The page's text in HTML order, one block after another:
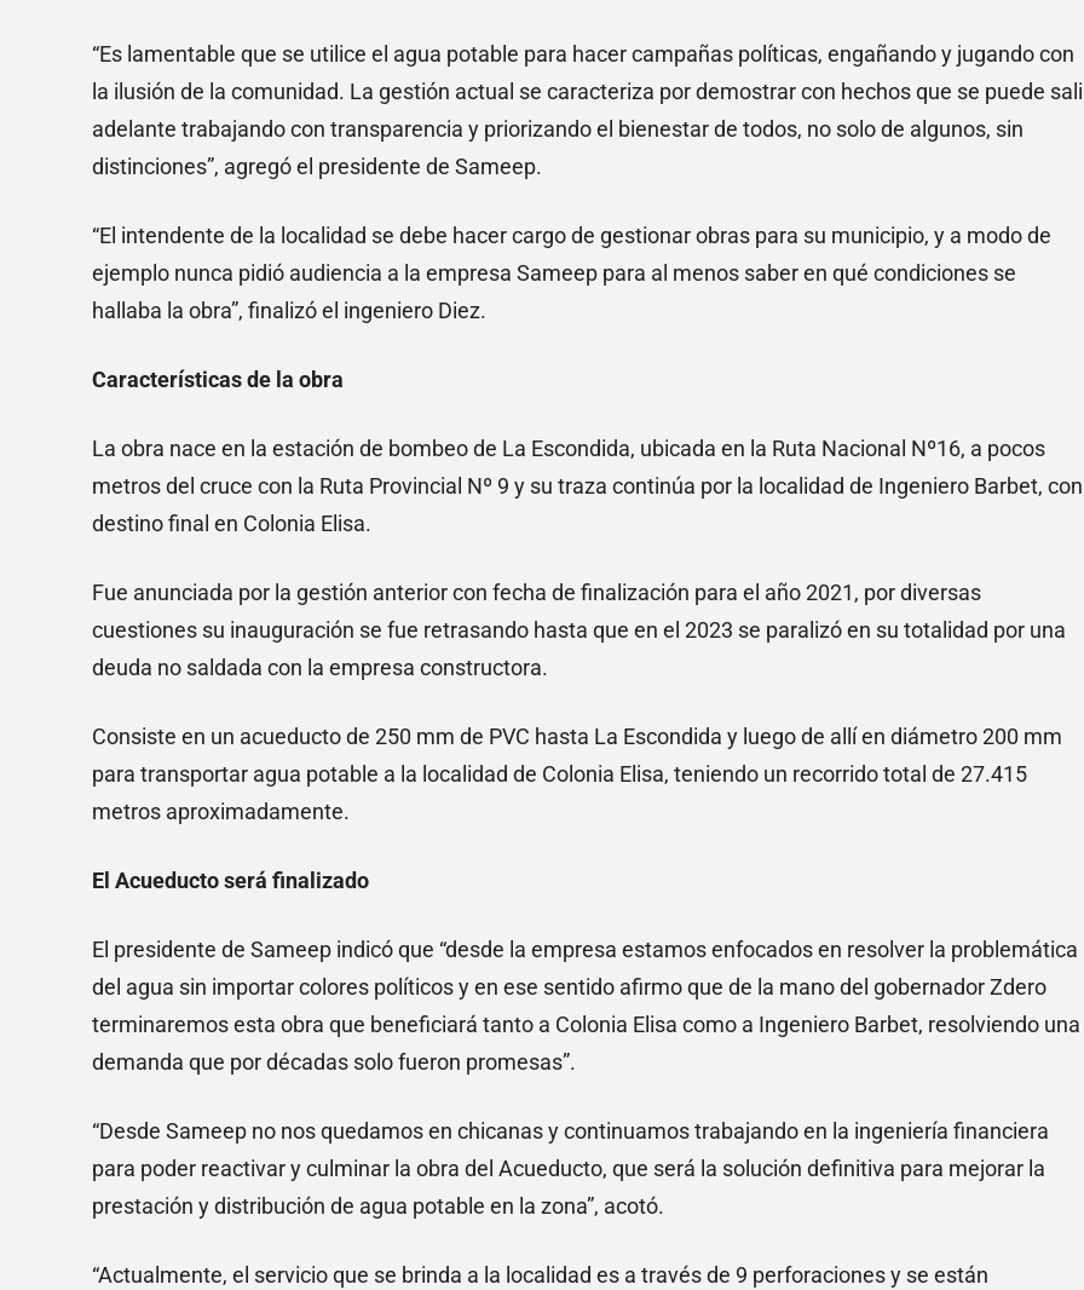
“Es lamentable que se utilice el agua potable para hacer campañas políticas, engañando y jugando con
la ilusión de la comunidad. La gestión actual se caracteriza por demostrar con hechos que se puede
adelante trabajando con transparencia y priorizando el bienestar de todos, no solo de algunos, sin
distinciones”, agregó el presidente de Sameep.
“El intendente de la localidad se debe hacer cargo de gestionar obras para su municipio, y a modo de
ejemplo nunca pidió audiencia a la empresa Sameep para al menos saber en qué condiciones se
hallaba la obra”, finalizó el ingeniero Diez.
Características de la obra
La obra nace en la estación de bombeo de La Escondida, ubicada en la Ruta Nacional Nº16, a pocos
metros del cruce con la Ruta Provincial Nº 9 y su traza continúa por la localidad de Ingeniero Barbet, con
destino final en Colonia Elisa.
Fue anunciada por la gestión anterior con fecha de finalización para el año 2021, por diversas
cuestiones su inauguración se fue retrasando hasta que en el 2023 se paralizó en su totalidad por una
deuda no saldada con la empresa constructora.
Consiste en un acueducto de 250 mm de PVC hasta La Escondida y luego de allí en diámetro 200 mm
para transportar agua potable a la localidad de Colonia Elisa, teniendo un recorrido total de 27.415
metros aproximadamente.
El Acueducto será finalizado
El presidente de Sameep indicó que “desde la empresa estamos enfocados en resolver la problemática
del agua sin importar colores políticos y en ese sentido afirmo que de la mano del gobernador Zdero
terminaremos esta obra que beneficiará tanto a Colonia Elisa como a Ingeniero Barbet, resolviendo una
demanda que por décadas solo fueron promesas”.
“Desde Sameep no nos quedamos en chicanas y continuamos trabajando en la ingeniería financiera
para poder reactivar y culminar la obra del Acueducto, que será la solución definitiva para mejorar la
prestación y distribución de agua potable en la zona”, acotó.
“Actualmente, el servicio que se brinda a la localidad es a través de 9 perforaciones y se están